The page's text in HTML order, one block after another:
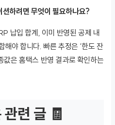
하려면 무엇이 필요하나요?
납입 합계, 이미 반영된 공제 내
해야 합니다. 빠른 추정은 ‘한도 잔
값은 홈택스 반영 결과로 확인하는
련 글 🧾